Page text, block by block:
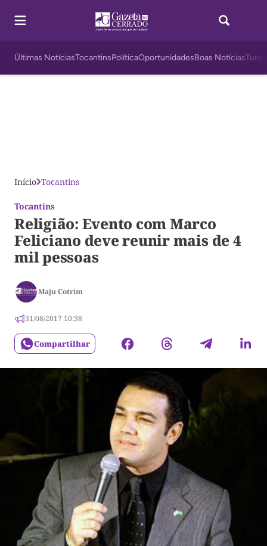
Últimas NotíciasTocantinsPolíticaOportunidadesBoas Notícias
Início Tocantins
Tocantins
Religião: Evento com Marco
Feliciano deve reunir mais de 4
mil pessoas
Maju Cotrim
31/08/2017 10:38
Compartilhar